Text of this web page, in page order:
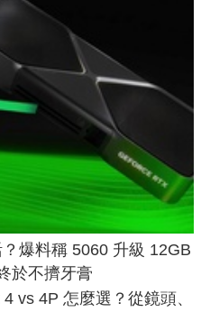
爆料稱 5060 升級 12GB
於不擠牙膏
vs 4P 怎麼選？從鏡頭、